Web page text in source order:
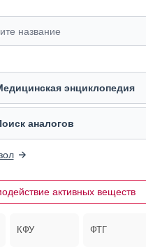
энциклопедия
аналогов
активных веществ
КФУ ФТГ